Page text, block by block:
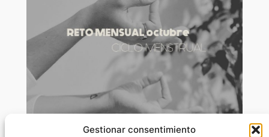
Gestionar consentimiento